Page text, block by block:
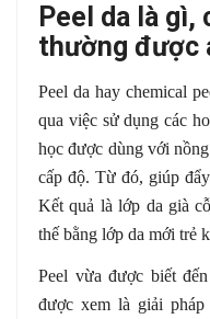
Peel da là gì,
thường được
Peel da hay chemical
qua việc sử dụng các
học được dùng với
cấp độ. Từ đó, giúp
Kết quả là lớp da già
thế bằng lớp da mới trẻ
Peel vừa được biết
được xem là giải